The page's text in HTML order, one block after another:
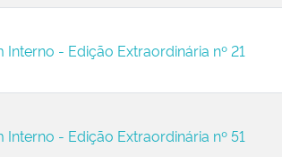
Interno - Edição Extraordinária nº 21
Interno - Edição Extraordinária nº 51